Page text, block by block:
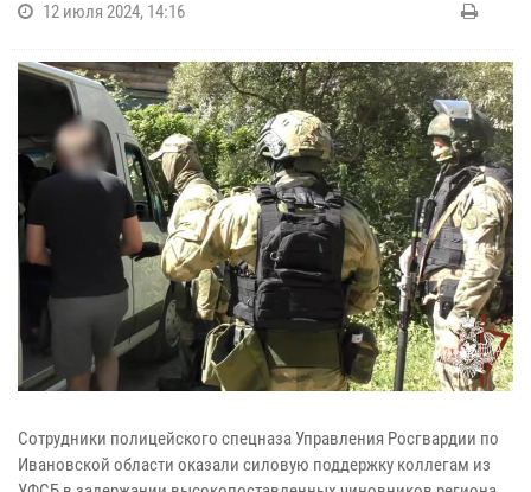
12 июля 2024, 14:16
Сотрудники полицейского спецназа Управления Росгвардии по
Ивановской области оказали силовую поддержку коллегам из